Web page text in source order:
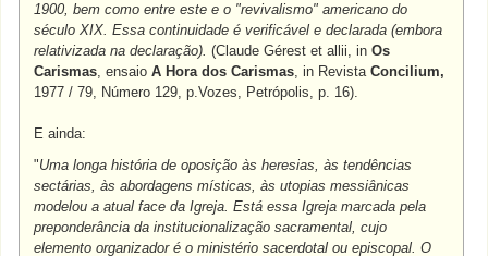
1900, bem como entre este e o "revivalismo" americano do
século XIX. Essa continuidade é verificável e declarada (embora
relativizada na declaração). (Claude Gérest et allii, inOs
Carismas, ensaioA Hora dos Carismas, in RevistaConcilium,
1977 / 79, Número 129, p.Vozes, Petrópolis, p. 16).
E ainda:
"Uma longa história de oposição às heresias, às tendências
sectárias, às abordagens místicas, às utopias messiânicas
modelou a atual face da Igreja. Está essa Igreja marcada pela
preponderância da institucionalização sacramental, cujo
elemento organizador é o ministério sacerdotal ou episcopal. O